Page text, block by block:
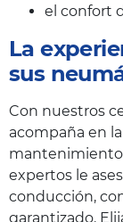
el confort
La
sus
Con nuestros
acompaña en
mantenimiento
expertos le
conducción,
garantizado.